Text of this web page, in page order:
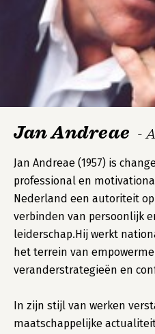
Jan Andreae -
Jan Andreae (1957) is
professional en
Nederland een autoriteit
verbinden van persoonlijk
leiderschap.Hij werkt
het terrein van
veranderstrategieën en
In zijn stijl van werken
maatschappelijke